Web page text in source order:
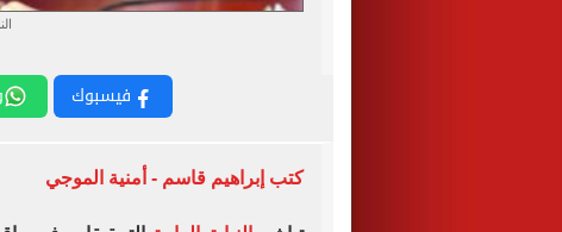
فيسبوك
كتب إبراهيم قاسم - أمنية الموجي